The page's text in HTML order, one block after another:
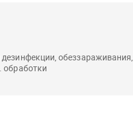
дезинфекции, обеззараживания,
обработки